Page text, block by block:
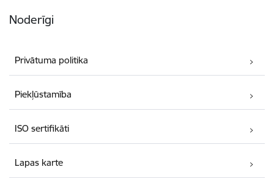
Noderīgi
Privātuma politika
Piekļūstamība
ISO sertifikāti
Lapas karte